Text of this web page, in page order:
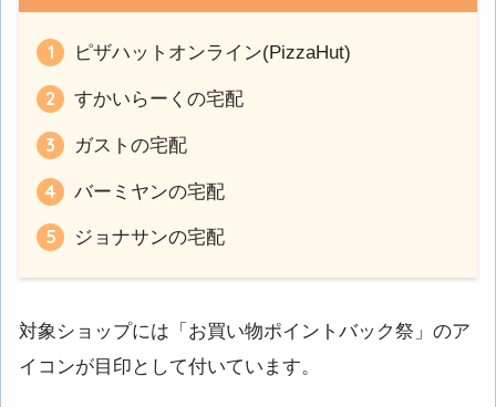
ピザハットオンライン(PizzaHut)
すかいらーくの宅配
ガストの宅配
バーミヤンの宅配
ジョナサンの宅配
対象ショップには「お買い物ポイントバック祭」のア
イコンが目印として付いています。